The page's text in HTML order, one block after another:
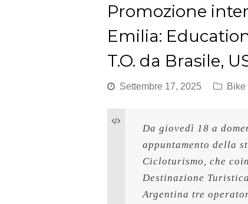
Promozione
Emilia:
T.O. da Brasile,
Settembre 17, 2025 Bike
Da giovedì 18 a
appuntamento della
Cicloturismo, che
Destinazione
Argentina tre